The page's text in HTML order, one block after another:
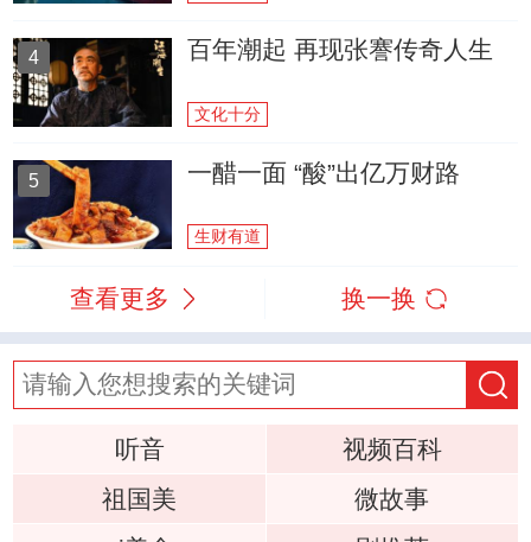
4 百年潮起 再现张謇传奇人生
文化十分
5 一醋一面 “酸”出亿万财路
生财有道
查看更多 换一换
听音
视频百科
祖国美
微故事